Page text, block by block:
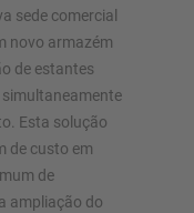
sede comercial
novo armazém
de estantes
simultaneamente
Esta solução
de custo em
de
ampliação do